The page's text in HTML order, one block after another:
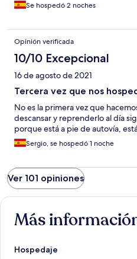
Se hospedó 2 noches
Opinión verificada
10/10 Excepcional
16 de agosto de 2021
Tercera vez que nos
No es la primera vez que
descansar y reprenderlo al día
porque está a pie de autovía,
Sergio, se hospedó 1 noche
Ver 101 opiniones
Más
Hospedaje